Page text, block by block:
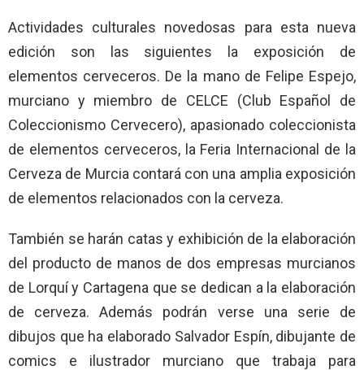
Actividades culturales novedosas para esta nueva
edición son las siguientes la exposición de
elementos cerveceros. De la mano de Felipe Espejo,
murciano y miembro de CELCE (Club Español de
Coleccionismo Cervecero), apasionado coleccionista
de elementos cerveceros, la Feria Internacional de la
Cerveza de Murcia contará con una amplia exposición
de elementos relacionados con la cerveza.
También se harán catas y exhibición de la elaboración
del producto de manos de dos empresas murcianos
de Lorquí y Cartagena que se dedican a la elaboración
de cerveza. Además podrán verse una serie de
dibujos que ha elaborado Salvador Espín, dibujante de
comics e ilustrador murciano que trabaja para